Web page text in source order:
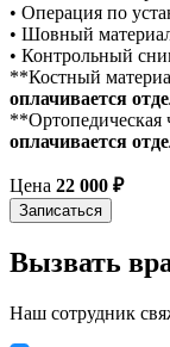
• Операция по
• Шовный
• Контрольный
**Костный
оплачивается
**Ортопедическая
оплачивается
Цена 22 000 ₽
Записаться
Вызвать
Наш сотрудник